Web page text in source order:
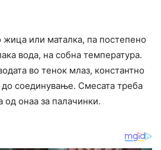
или маталка, па постепено
вода, на собна температура.
во тенок млаз, константно
до соединување. Смесата треба
од онаа за палачинки.